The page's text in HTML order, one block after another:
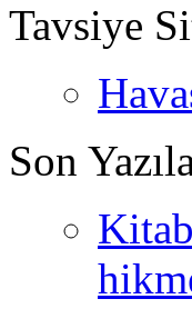
Tavsiye
Son